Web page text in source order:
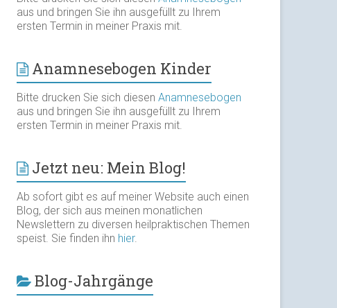
aus und bringen Sie ihn ausgefüllt zu Ihrem
ersten Termin in meiner Praxis mit.
Anamnesebogen Kinder
Bitte drucken Sie sich diesenAnamnesebogen
aus und bringen Sie ihn ausgefüllt zu Ihrem
ersten Termin in meiner Praxis mit.
Jetzt neu: Mein Blog!
Ab sofort gibt es auf meiner Website auch einen
Blog, der sich aus meinen monatlichen
Newslettern zu diversen heilpraktischen Themen
speist. Sie finden ihn hier.
Blog-Jahrgänge